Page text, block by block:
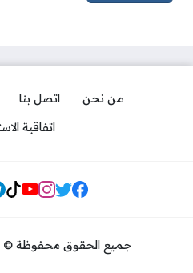
من نحن اتصل بنا
اتفاقية
جميع الحقوق محفوظة ©